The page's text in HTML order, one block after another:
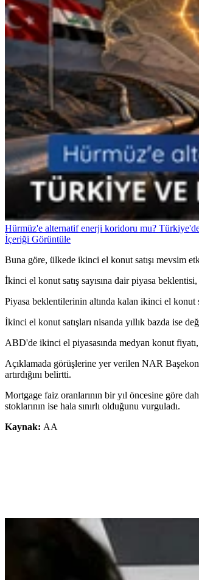
Hürmüz'e alternatif enerji koridoru mu?
İçeriği Görüntüle
Buna göre, ülkede ikinci el konut satışı mevsim
İkinci el konut satış sayısına dair piyasa
Piyasa beklentilerinin altında kalan ikinci el konut
İkinci el konut satışları nisanda yıllık bazda ise
ABD'de ikinci el piyasasında medyan konut
Açıklamada görüşlerine yer verilen NAR
artırdığını belirtti.
Mortgage faiz oranlarının bir yıl öncesine göre
stoklarının ise hala sınırlı olduğunu vurguladı.
Kaynak: AA